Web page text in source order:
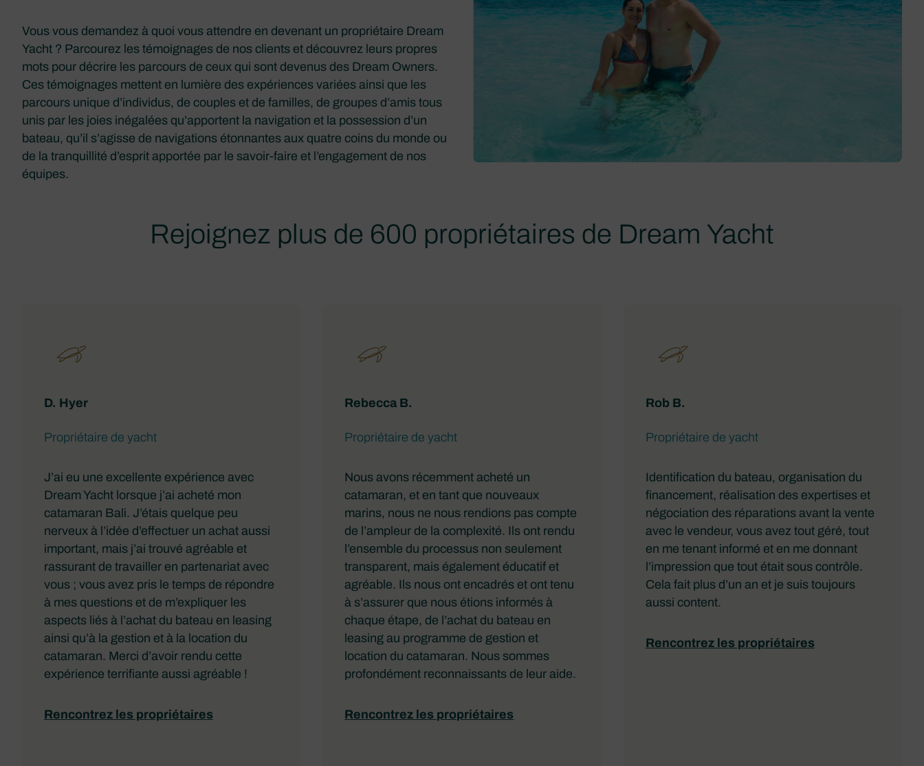
Vous vous demandez à quoi vous attendre en devenant un propriétaire Dream
Yacht ? Parcourez les témoignages de nos clients et découvrez leurs propres
mots pour décrire les parcours de ceux qui sont devenus des Dream Owners.
Ces témoignages mettent en lumière des expériences variées ainsi que les
parcours unique d’individus, de couples et de familles, de groupes d’amis tous
unis par les joies inégalées qu’apportent la navigation et la possession d’un
bateau, qu’il s’agisse de navigations étonnantes aux quatre coins du monde ou
de la tranquillité d’esprit apportée par le savoir-faire et l’engagement de nos
équipes.
Rejoignez plus de 600 propriétaires de Dream Yacht
D. Hyer
Propriétaire de yacht
J’ai eu une excellente expérience avec
Dream Yacht lorsque j’ai acheté mon
catamaran Bali. J’étais quelque peu
nerveux à l’idée d’effectuer un achat aussi
important, mais j’ai trouvé agréable et
rassurant de travailler en partenariat avec
vous ; vous avez pris le temps de répondre
à mes questions et de m’expliquer les
aspects liés à l’achat du bateau en leasing
ainsi qu’à la gestion et à la location du
catamaran. Merci d’avoir rendu cette
expérience terrifiante aussi agréable !
Rencontrez les propriétaires
Rebecca B.
Propriétaire de yacht
Nous avons récemment acheté un
catamaran, et en tant que nouveaux
marins, nous ne nous rendions pas compte
de l’ampleur de la complexité. Ils ont rendu
l’ensemble du processus non seulement
transparent, mais également éducatif et
agréable. Ils nous ont encadrés et ont tenu
à s’assurer que nous étions informés à
chaque étape, de l’achat du bateau en
leasing au programme de gestion et
location du catamaran. Nous sommes
profondément reconnaissants de leur aide.
Rencontrez les propriétaires
Rob B.
Propriétaire de yacht
Identification du bateau, organisation du
financement, réalisation des expertises et
négociation des réparations avant la vente
avec le vendeur, vous avez tout géré, tout
en me tenant informé et en me donnant
l’impression que tout était sous contrôle.
Cela fait plus d’un an et je suis toujours
aussi content.
Rencontrez les propriétaires